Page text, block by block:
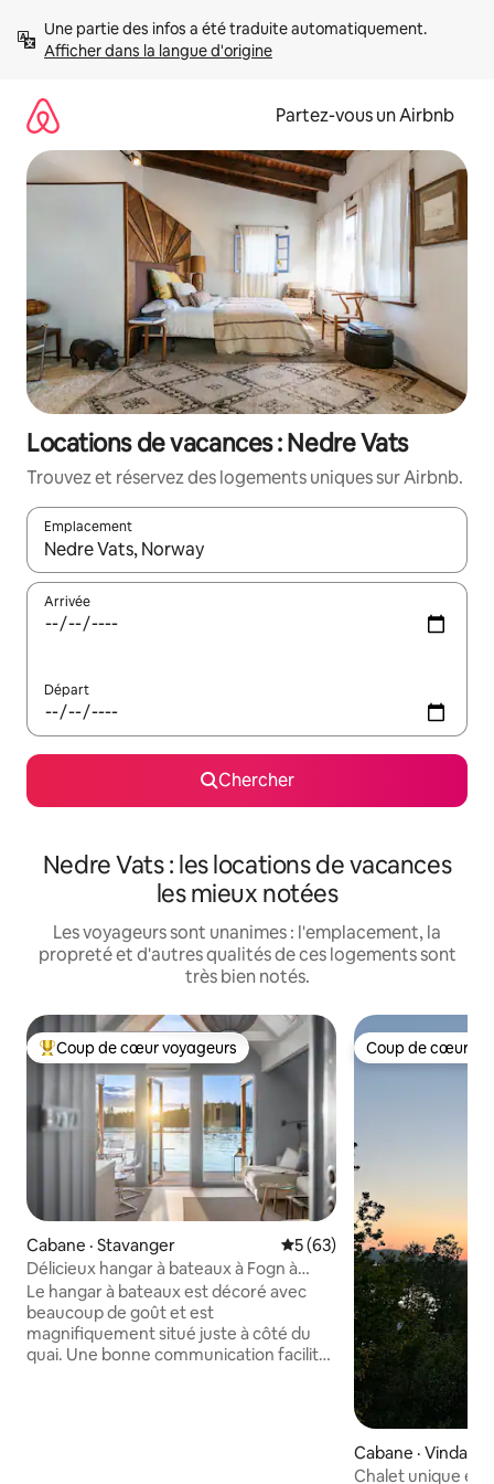
directement
Afficher dans la langue d'origine
Partez-vous un Airbnb
Locations de vacances : Nedre Vats
Trouvez et réservez des logements uniques sur Airbnb.
Emplacement
Quand les résultats sont affichés, parcourez-les en utilisant
Arrivée
Départ
Chercher
Nedre Vats : les locations de vacances
les mieux notées
Les voyageurs sont unanimes : l'emplacement, la
propreté et d'autres qualités de ces logements sont
très bien notés.
Coup de cœur voyageurs parmi les plus aimés
Coup de cœur voyageurs
Cabane · Stavanger Note moyenne de 5 sur 5,
5 (63)
Délicieux hangar à bateaux à Fogn à
Ryfylke
Le hangar à bateaux est décoré avec
beaucoup de goût et est
magnifiquement situé juste à côté du
quai. Une bonne communication facilite
Coup de cœur
Coup de cœur
Cabane ·
Chalet unique et